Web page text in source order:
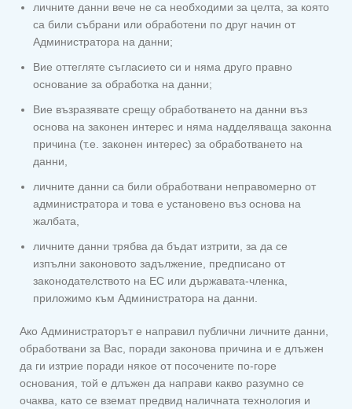
личните данни вече не са необходими за целта, за която
са били събрани или обработени по друг начин от
Администратора на данни;
Вие оттегляте съгласието си и няма друго правно
основание за обработка на данни;
Вие възразявате срещу обработването на данни въз
основа на законен интерес и няма надделяваща законна
причина (т.е. законен интерес) за обработването на
данни,
личните данни са били обработвани неправомерно от
администратора и това е установено въз основа на
жалбата,
личните данни трябва да бъдат изтрити, за да се
изпълни законовото задължение, предписано от
законодателството на ЕС или държавата-членка,
приложимо към Администратора на данни.
Ако Администраторът е направил публични личните данни,
обработвани за Вас, поради законова причина и е длъжен
да ги изтрие поради някое от посочените по-горе
основания, той е длъжен да направи какво разумно се
очаква, като се вземат предвид наличната технология и